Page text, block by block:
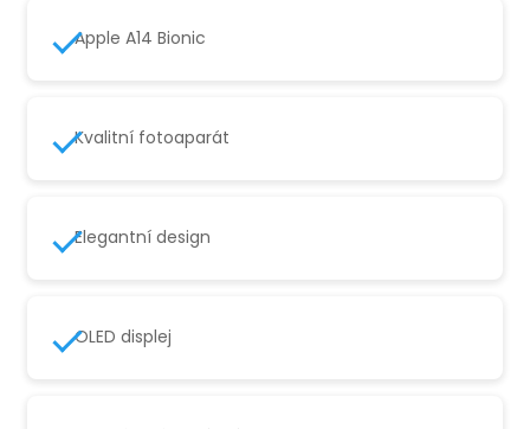
Apple A14 Bionic
Kvalitní fotoaparát
Elegantní design
OLED displej